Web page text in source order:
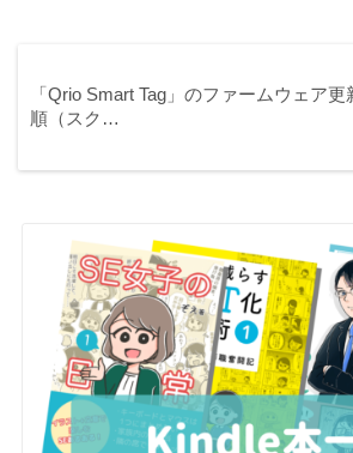
「Qrio Smart Tag」のファームウェア更
順（スク…